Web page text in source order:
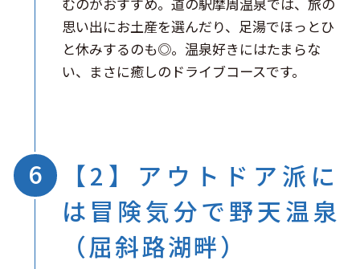
思い出にお土産を選んだり、足湯でほっとひ
と休みするのも◎。温泉好きにはたまらな
い、まさに癒しのドライブコースです。
【2】アウトドア派に
は冒険気分で野天温泉
（屈斜路湖畔）